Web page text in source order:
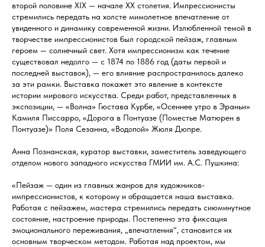
второй половине XIX — начале XX столетия. Импрессионисты
стремились передать на холсте мимолетное впечатление от
увиденного и динамику современной жизни. Излюбленной темой в
творчестве импрессионистов был городской пейзаж, главным
героем — солнечный свет. Хотя импрессионизм как течение
существовал недолго — с 1874 по 1886 год (даты первой и
последней выставок), — его влияние распространилось далеко
за эти рамки. Выставка покажет это явление в контексте
истории мирового искусства. Среди работ, представленных в
экспозиции, — «Волна» Гюстава Курбе, «Осеннее утро в Эраньи»
Камиля Писсарро, «Дорога в Понтуазе (Поместье Матюрен в
Понтуазе)» Поля Сезанна, «Водопой» Жюля Дюпре.
Анна Познанская, куратор выставки, заместитель заведующего
отделом нового западного искусства ГМИИ им. А.С. Пушкина:
«Пейзаж — один из главных жанров для художников-
импрессионистов, к которому и обращается наша выставка.
Работая с пейзажем, мастера стремились передать сиюминутное
состояние, настроение природы. Постепенно эта фиксация
эмоционального переживания, „впечатления“, становится их
основным творческом методом. Работая над проектом, мы